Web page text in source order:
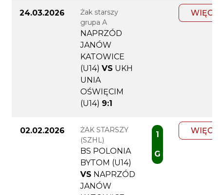
24.03.2026
Żak starszy
grupa A
NAPRZÓD
JANÓW
KATOWICE
(U14) VS UKH
UNIA
OŚWIĘCIM
(U14) 9:1
02.02.2026
ŻAK STARSZY
(SZHL)
BS POLONIA
BYTOM (U14)
VS NAPRZÓD
JANÓW
1
G